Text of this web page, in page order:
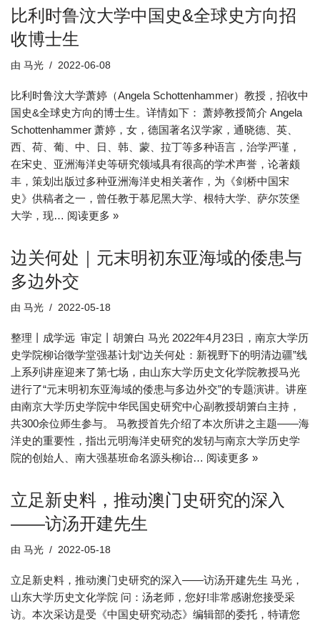
比利时鲁汶大学中国史&全球史方向招
收博士生
由 马光 2022-06-08
比利时鲁汶大学萧婷（Angela Schottenhammer）教授，招收中
国史&全球史方向的博士生。详情如下： 萧婷教授简介 Angela
Schottenhammer 萧婷，女，德国著名汉学家，通晓德、英、
西、荷、葡、中、日、韩、蒙、拉丁等多种语言，治学严谨，
在宋史、亚洲海洋史等研究领域具有很高的学术声誉，论著颇
丰，策划出版过多种亚洲海洋史相关著作，为《剑桥中国宋
史》供稿者之一，曾任教于慕尼黑大学、根特大学、萨尔茨堡
大学，现… 阅读更多 »
边关何处｜元末明初东亚海域的倭患与
多边外交
由 马光 2022-05-18
整理丨成学远 审定丨胡箫白 马光 2022年4月23日，南京大学历
史学院柳诒徵学堂强基计划“边关何处：新视野下的明清边疆”线
上系列讲座迎来了第七场，由山东大学历史文化学院教授马光
进行了“元末明初东亚海域的倭患与多边外交”的专题演讲。讲座
由南京大学历史学院中华民国史研究中心副教授胡箫白主持，
共300余位师生参与。 马教授首先介绍了本次所讲之主题——海
洋史的重要性，指出元明海洋史研究的发轫与南京大学历史学
院的创始人、南大强基班命名源头柳诒… 阅读更多 »
立足新史料，推动澳门史研究的深入
——访汤开建先生
由 马光 2022-05-18
立足新史料，推动澳门史研究的深入——访汤开建先生 马光，
山东大学历史文化学院 问：汤老师，您好!非常感谢您接受采
访。本次采访是受《中国史研究动态》编辑部的委托，特请您